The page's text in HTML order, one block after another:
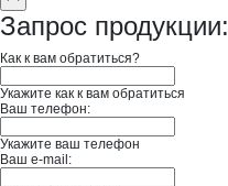
Запрос продукции:
Как к вам обратиться?
Укажите как к вам обратиться
Ваш телефон:
Укажите ваш телефон
Ваш e-mail: